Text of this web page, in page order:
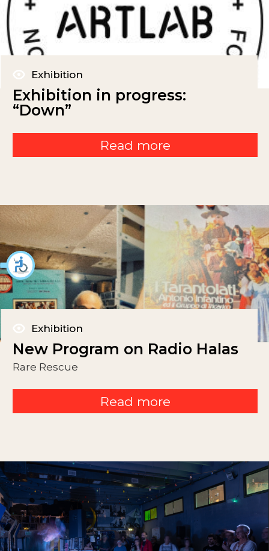
Exhibition
Exhibition in progress:
“Down”
Read more
Exhibition
New Program on Radio Halas
Rare Rescue
Read more